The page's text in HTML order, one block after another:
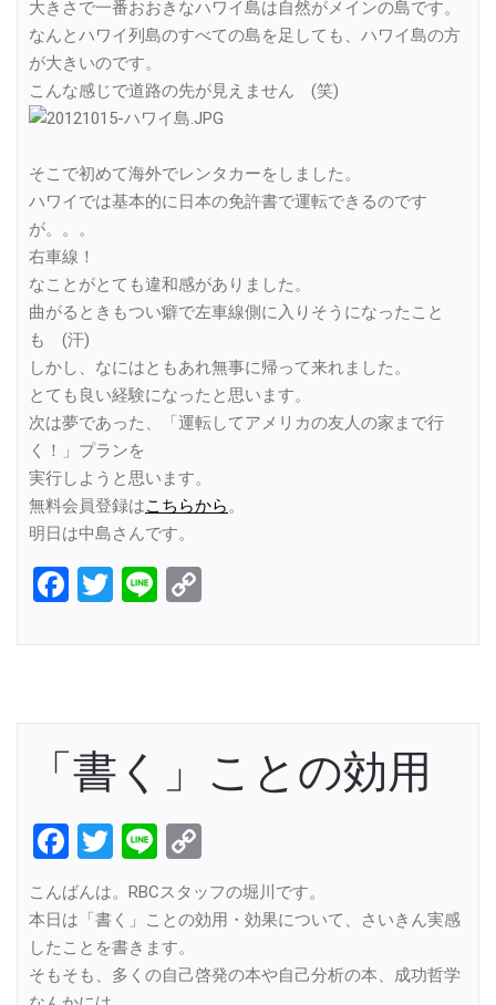
大きさで一番おおきなハワイ島は自然がメインの島です。
なんとハワイ列島のすべての島を足しても、ハワイ島の方
が大きいのです。
こんな感じで道路の先が見えません (笑)
そこで初めて海外でレンタカーをしました。
ハワイでは基本的に日本の免許書で運転できるのです
が。。。
右車線！
なことがとても違和感がありました。
曲がるときもつい癖で左車線側に入りそうになったこと
も (汗)
しかし、なにはともあれ無事に帰って来れました。
とても良い経験になったと思います。
次は夢であった、「運転してアメリカの友人の家まで行
く！」プランを
実行しようと思います。
無料会員登録はこちらから。
明日は中島さんです。
Facebook
Twitter
Line
「書く」ことの効用
Facebook
Twitter
Line
Link
こんばんは。RBCスタッフの堀川です。
本日は「書く」ことの効用・効果について、さいきん実感
したことを書きます。
そもそも、多くの自己啓発の本や自己分析の本、成功哲学